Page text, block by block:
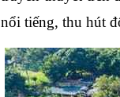
nổi tiếng, thu hút